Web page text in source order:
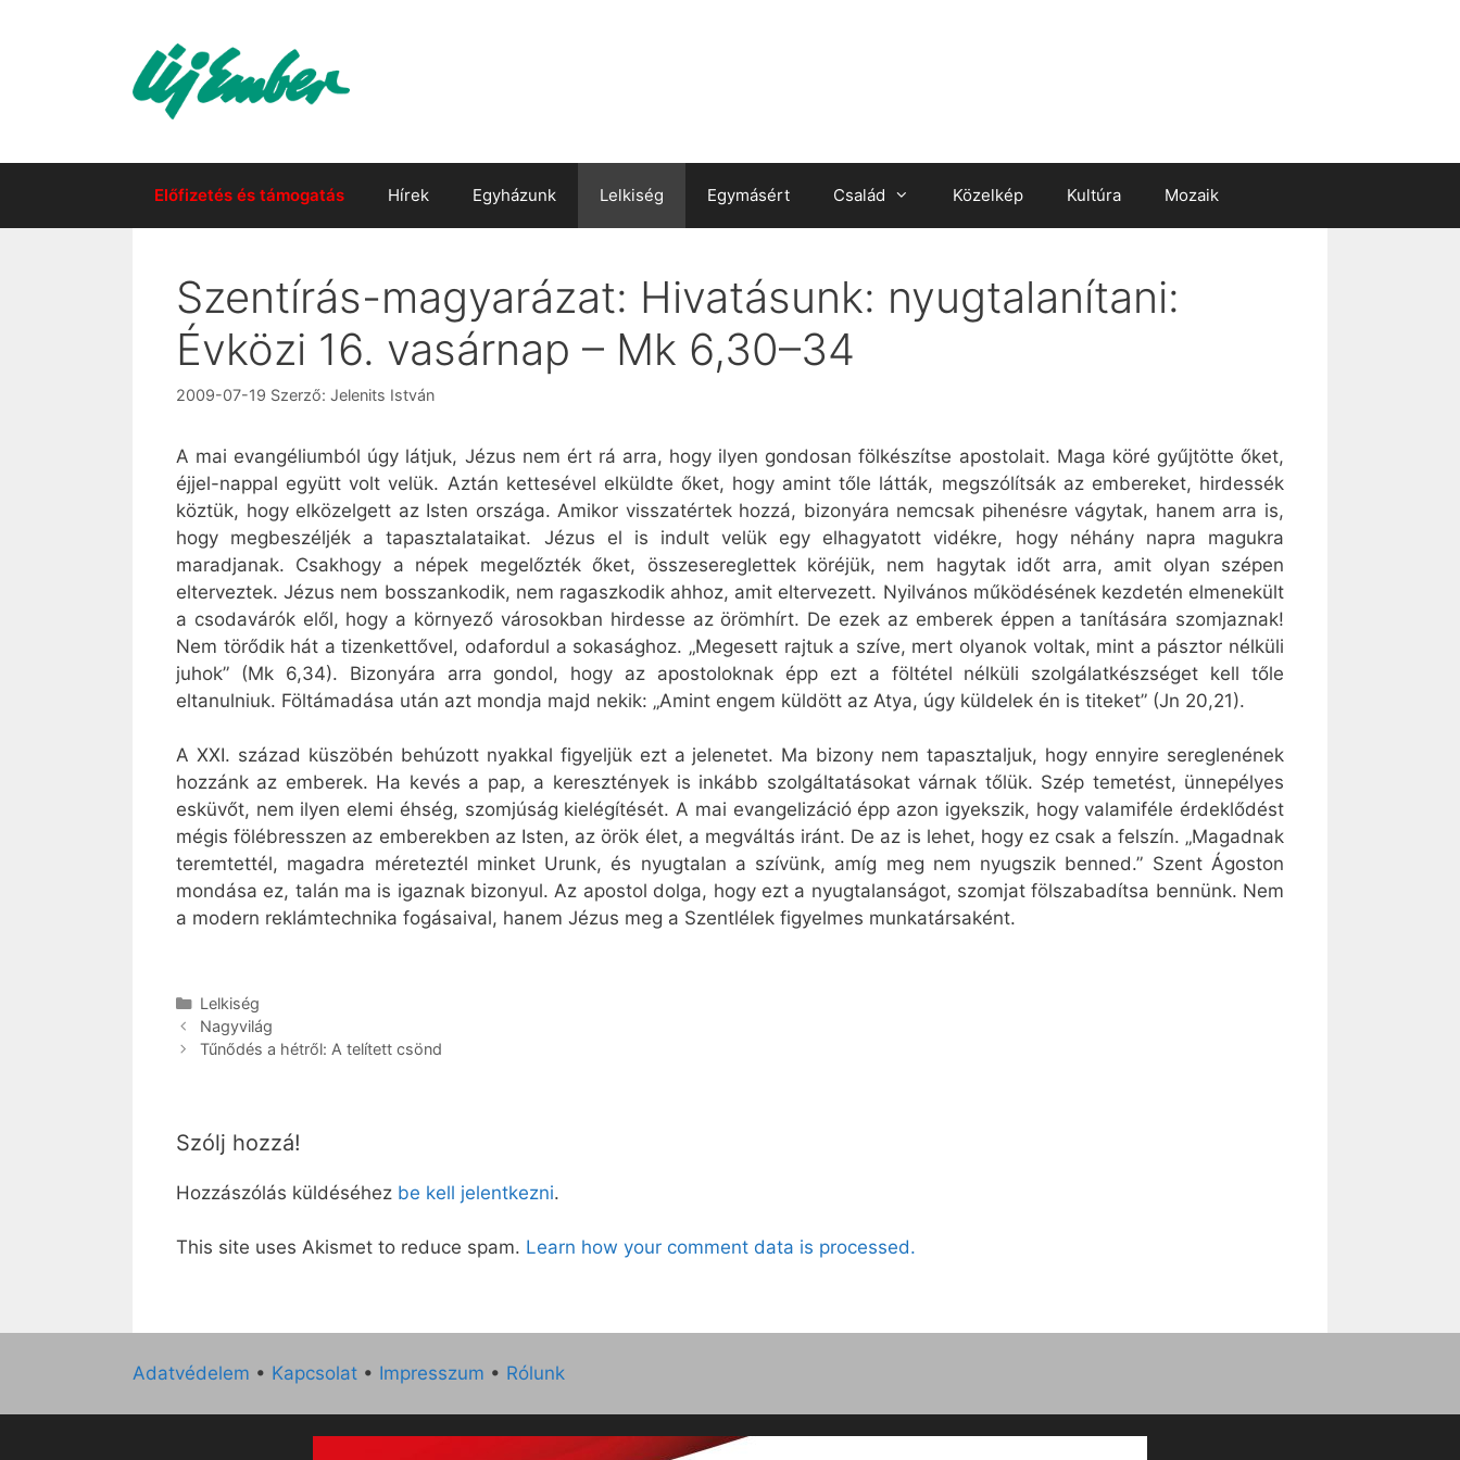
Előfizetés és támogatás Hírek Egyházunk Lelkiség Egymásért Család Közelkép Kultúra Mozaik
Szentírás-magyarázat: Hivatásunk: nyugtalanítani:
Évközi 16. vasárnap – Mk 6,30–34
2009-07-19 Szerző: Jelenits István
A mai evangéliumból úgy látjuk, Jézus nem ért rá arra, hogy ilyen gondosan fölkészítse apostolait. Maga köré gyűjtötte őket,
éjjel-nappal együtt volt velük. Aztán kettesével elküldte őket, hogy amint tőle látták, megszólítsák az embereket, hirdessék
köztük, hogy elközelgett az Isten országa. Amikor visszatértek hozzá, bizonyára nemcsak pihenésre vágytak, hanem arra is,
hogy megbeszéljék a tapasztalataikat. Jézus el is indult velük egy elhagyatott vidékre, hogy néhány napra magukra
maradjanak. Csakhogy a népek megelőzték őket, összesereglettek köréjük, nem hagytak időt arra, amit olyan szépen
elterveztek. Jézus nem bosszankodik, nem ragaszkodik ahhoz, amit eltervezett. Nyilvános működésének kezdetén elmenekült
a csodavárók elől, hogy a környező városokban hirdesse az örömhírt. De ezek az emberek éppen a tanítására szomjaznak!
Nem törődik hát a tizenkettővel, odafordul a sokasághoz. „Megesett rajtuk a szíve, mert olyanok voltak, mint a pásztor nélküli
juhok” (Mk 6,34). Bizonyára arra gondol, hogy az apostoloknak épp ezt a föltétel nélküli szolgálatkészséget kell tőle
eltanulniuk. Föltámadása után azt mondja majd nekik: „Amint engem küldött az Atya, úgy küldelek én is titeket” (Jn 20,21).
A XXI. század küszöbén behúzott nyakkal figyeljük ezt a jelenetet. Ma bizony nem tapasztaljuk, hogy ennyire sereglenének
hozzánk az emberek. Ha kevés a pap, a keresztények is inkább szolgáltatásokat várnak tőlük. Szép temetést, ünnepélyes
esküvőt, nem ilyen elemi éhség, szomjúság kielégítését. A mai evangelizáció épp azon igyekszik, hogy valamiféle érdeklődést
mégis fölébresszen az emberekben az Isten, az örök élet, a megváltás iránt. De az is lehet, hogy ez csak a felszín. „Magadnak
teremtettél, magadra méreteztél minket Urunk, és nyugtalan a szívünk, amíg meg nem nyugszik benned.” Szent Ágoston
mondása ez, talán ma is igaznak bizonyul. Az apostol dolga, hogy ezt a nyugtalanságot, szomjat fölszabadítsa bennünk. Nem
a modern reklámtechnika fogásaival, hanem Jézus meg a Szentlélek figyelmes munkatársaként.
Kategória
Lelkiség
Nagyvilág
Tűnődés a hétről: A telített csönd
Szólj hozzá!
Hozzászólás küldéséhez be kell jelentkezni.
This site uses Akismet to reduce spam. Learn how your comment data is processed.
Adatvédelem • Kapcsolat • Impresszum • Rólunk